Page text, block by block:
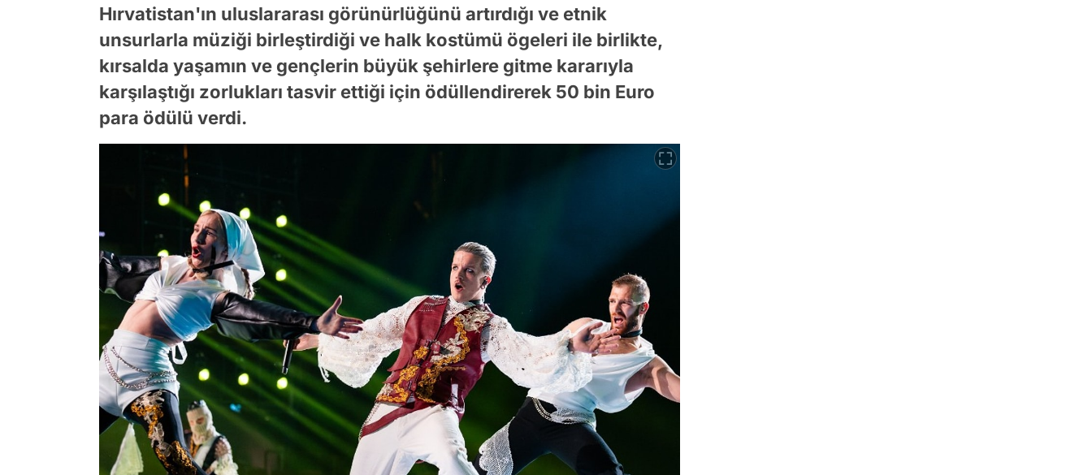
Hırvatistan'ın uluslararası görünürlüğünü artırdığı ve etnik
unsurlarla müziği birleştirdiği ve halk kostümü ögeleri ile birlikte,
kırsalda yaşamın ve gençlerin büyük şehirlere gitme kararıyla
karşılaştığı zorlukları tasvir ettiği için ödüllendirerek 50 bin Euro
para ödülü verdi.